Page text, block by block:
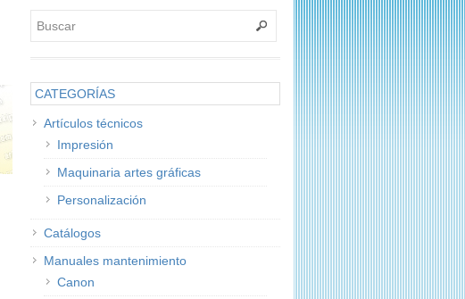
CATEGORÍAS
Artículos técnicos
Impresión
Maquinaria artes gráficas
Personalización
Catálogos
Manuales mantenimiento
Canon